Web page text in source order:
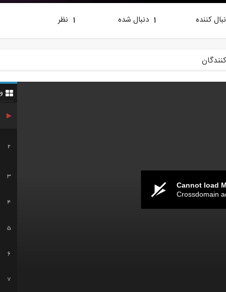
کننده 1 دنبال شده 1 نظر
Cannot load
Crossdomain
2
3
4
5
6
7